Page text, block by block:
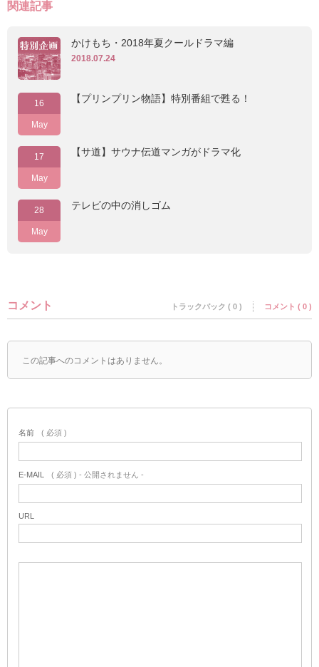
関連記事
かけもち・2018年夏クールドラマ編
2018.07.24
16
May
【プリンプリン物語】特別番組で甦る！
17
May
【サ道】サウナ伝道マンガがドラマ化
28
May
テレビの中の消しゴム
コメント トラックバック ( 0 ) コメント ( 0 )
この記事へのコメントはありません。
名前 ( 必須 )
E-MAIL ( 必須 ) - 公開されません -
URL